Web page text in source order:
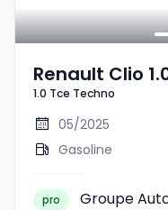
Renault Clio
1.0 Tce Techno
05/2025
Gasoline
pro Groupe